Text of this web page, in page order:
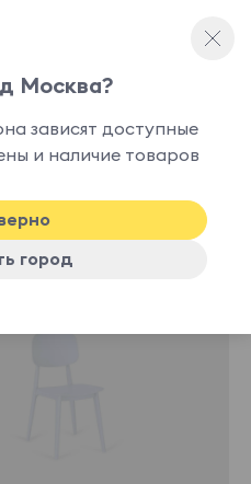
Москва?
зависят доступные
и наличие товаров
город